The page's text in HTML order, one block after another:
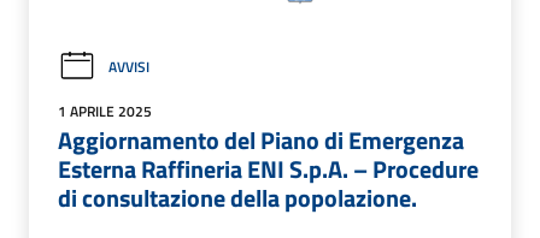
AVVISI
1 APRILE 2025
Aggiornamento del Piano di Emergenza
Esterna Raffineria ENI S.p.A. – Procedure
di consultazione della popolazione.